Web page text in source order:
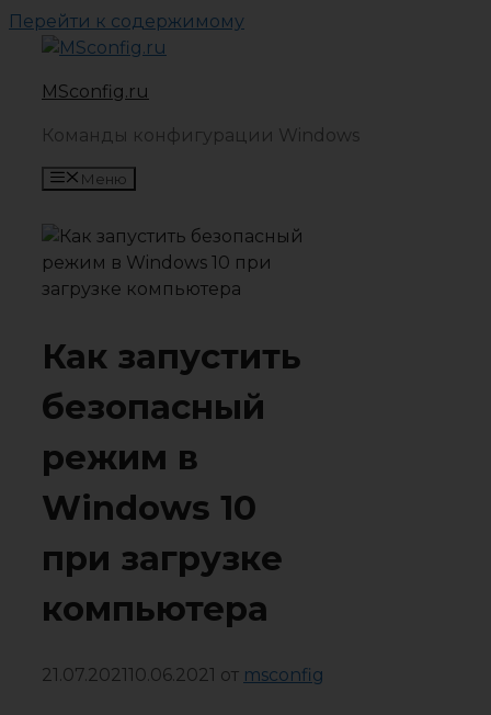
Перейти к содержимому
MSconfig.ru
Команды конфигурации Windows
Меню
Как запустить
безопасный
режим в
Windows 10
при загрузке
компьютера
21.07.202110.06.2021 от msconfig